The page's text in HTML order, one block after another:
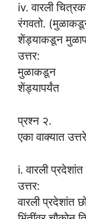
iv. वारली
रंगवतो.
शेंड्याकडून
उत्तर:
मुळाकडून
शेंड्यापर्यंत
प्रश्न २.
एका वाक्यात
i. वारली
उत्तर:
वारली प्रदेशांत